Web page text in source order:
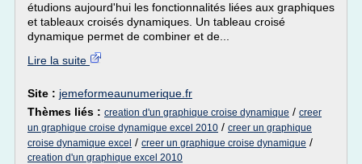
étudions aujourd'hui les fonctionnalités liées aux graphiques
et tableaux croisés dynamiques. Un tableau croisé
dynamique permet de combiner et de...
Lire la suite
Site : jemeformeaunumerique.fr
Thèmes liés : creation d'un graphique croise dynamique / creer
un graphique croise dynamique excel 2010 / creer un graphique
croise dynamique excel / creer un graphique croise dynamique /
creation d'un graphique excel 2010